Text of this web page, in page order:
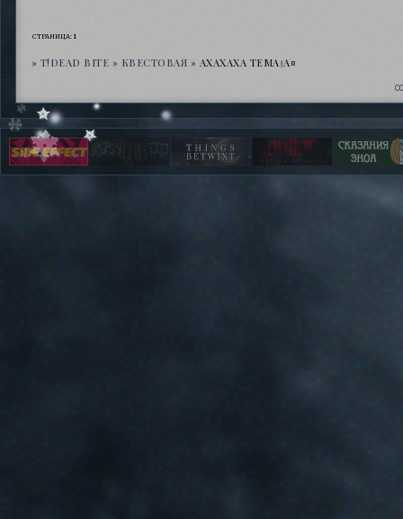
СТРАНИЦА:1
» T!DEAD BITE » ­КВЕСТОВАЯ » АХАХАХА ТЕМА†A¤